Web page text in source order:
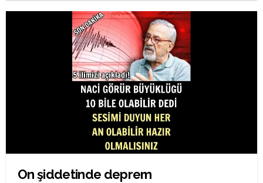
On şiddetinde deprem